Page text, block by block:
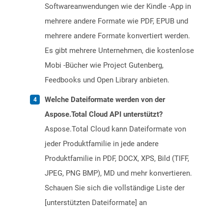
Softwareanwendungen wie der Kindle -App in
mehrere andere Formate wie PDF, EPUB und
mehrere andere Formate konvertiert werden.
Es gibt mehrere Unternehmen, die kostenlose
Mobi -Bücher wie Project Gutenberg,
Feedbooks und Open Library anbieten.
Welche Dateiformate werden von der
Aspose.Total Cloud API unterstützt?
Aspose.Total Cloud kann Dateiformate von
jeder Produktfamilie in jede andere
Produktfamilie in PDF, DOCX, XPS, Bild (TIFF,
JPEG, PNG BMP), MD und mehr konvertieren.
Schauen Sie sich die vollständige Liste der
[unterstützten Dateiformate] an